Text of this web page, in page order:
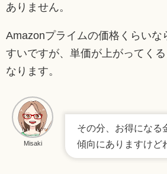
ありません。
Amazonプライムの価格くらいな
すいですが、単価が上がってく
なります。
Misaki
その分、お得になる
傾向にありますけど